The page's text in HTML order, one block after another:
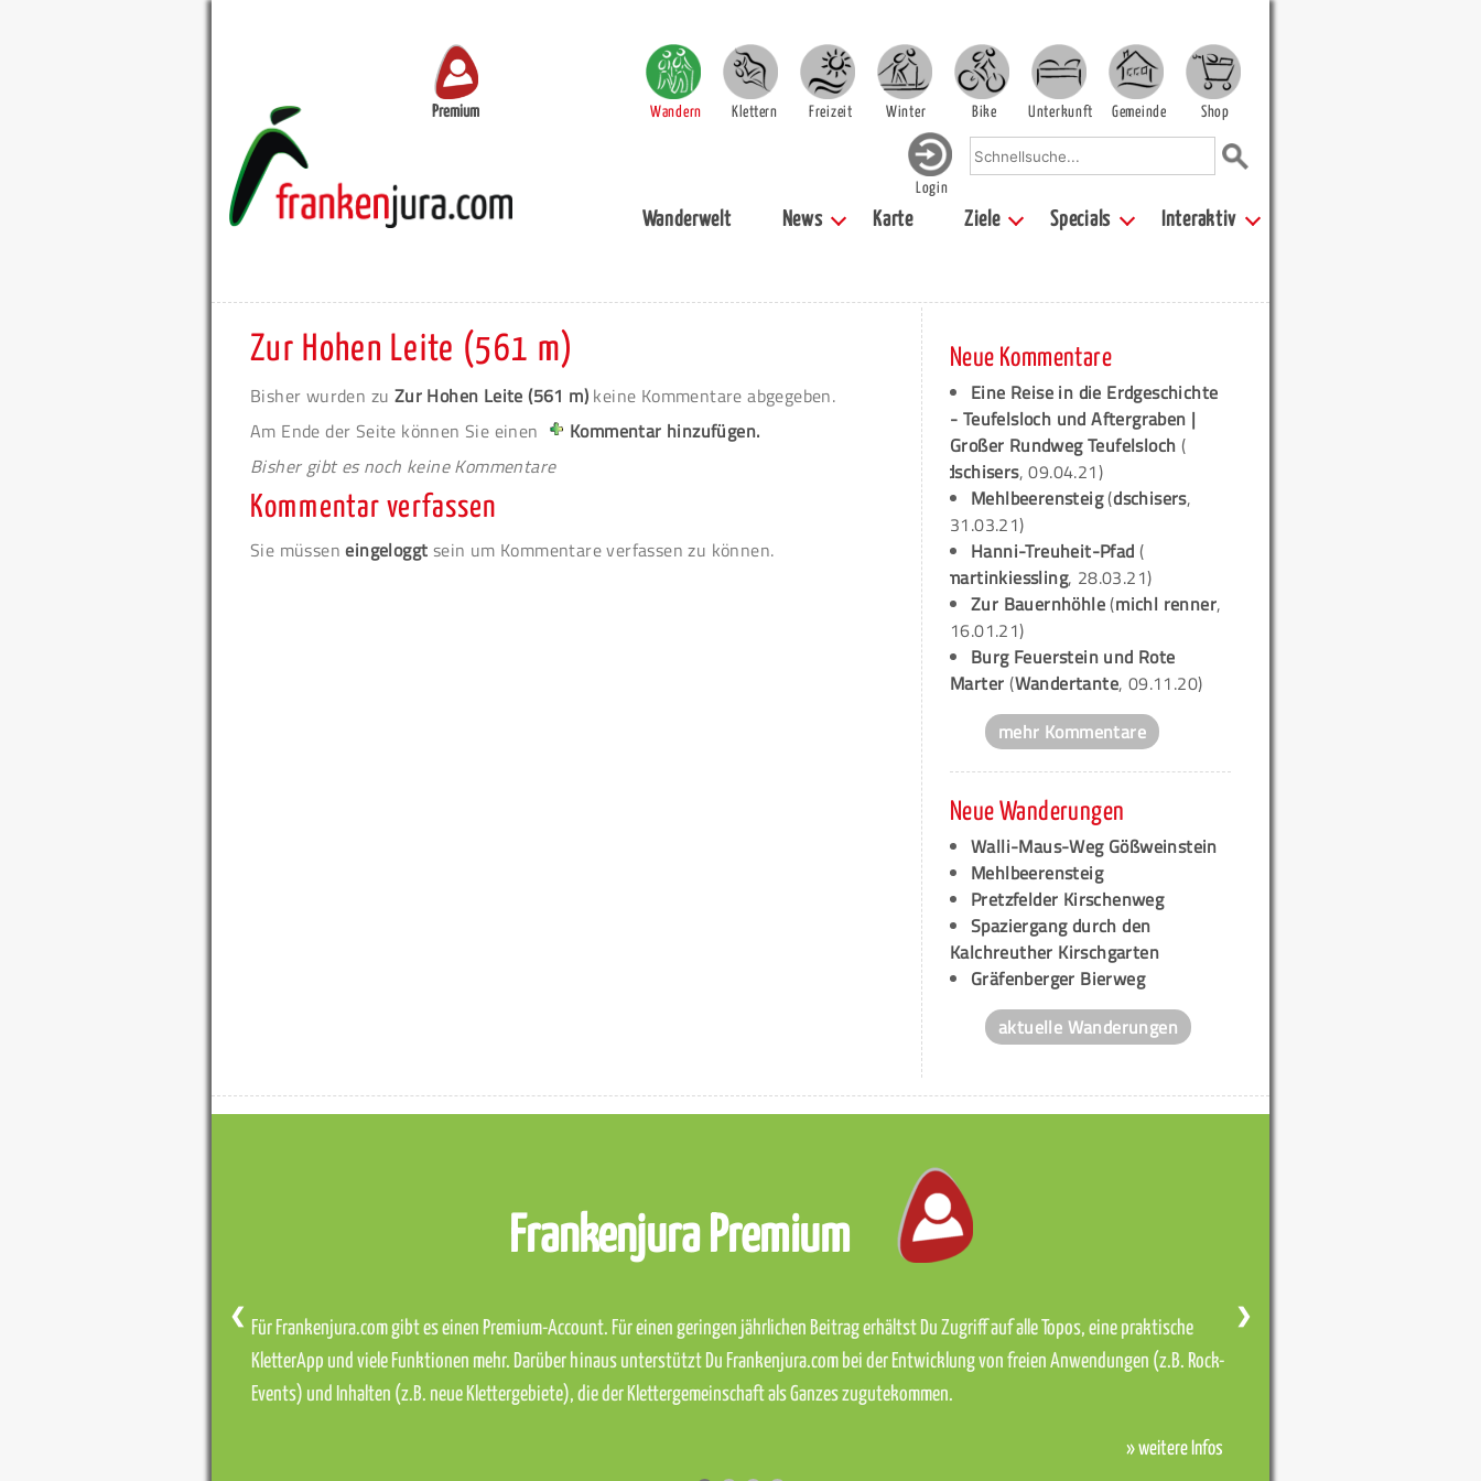
Premium Wandern Klettern Freizeit Winter Bike Unterkunft Gemeinde Shop
Login
Wanderwelt News Karte Ziele Specials Interaktiv
Zur Hohen Leite (561 m)
Bisher wurden zu Zur Hohen Leite (561 m) keine Kommentare abgegeben.
Am Ende der Seite können Sie einen
Kommentar hinzufügen.
Bisher gibt es noch keine Kommentare
Kommentar verfassen
Sie müsseneingeloggt sein um Kommentare verfassen zu können.
Neue Kommentare
Eine Reise in die Erdgeschichte
- Teufelsloch und Aftergraben |
Großer Rundweg Teufelsloch (
dschisers, 09.04.21)
Mehlbeerensteig(dschisers,
31.03.21)
Hanni-Treuheit-Pfad (
martinkiessling, 28.03.21)
Zur Bauernhöhle(michl renner,
16.01.21)
Burg Feuerstein und Rote
Marter (Wandertante, 09.11.20)
mehr Kommentare
Neue Wanderungen
Walli-Maus-Weg Gößweinstein
Mehlbeerensteig
Pretzfelder Kirschenweg
Spaziergang durch den
Kalchreuther Kirschgarten
Gräfenberger Bierweg
aktuelle Wanderungen
Frankenjura Premium
Für Frankenjura.com gibt es einen Premium-Account. Für einen geringen jährlichen Beitrag erhältst Du Zugriff auf alle Topos, eine praktische
KletterApp und viele Funktionen mehr. Darüber hinaus unterstützt Du Frankenjura.com bei der Entwicklung von freien Anwendungen (z.B. Rock-
Events) und Inhalten (z.B. neue Klettergebiete), die der Klettergemeinschaft als Ganzes zugutekommen.
» weitere Infos
❮ ❯